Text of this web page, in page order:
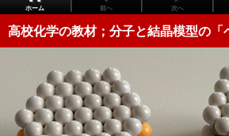
ホーム 前へ 次へ
高校化学の教材；分子と結晶模型の「